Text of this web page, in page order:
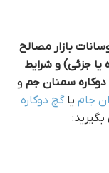
بازار مصالح
جزئی) و شرایط
سمنان جم و
جام یاگچ دوکاره